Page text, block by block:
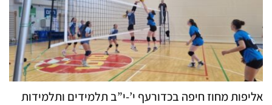
אליפות מחוז חיפה בכדורעף י’-י”ב תלמידים ותלמידות